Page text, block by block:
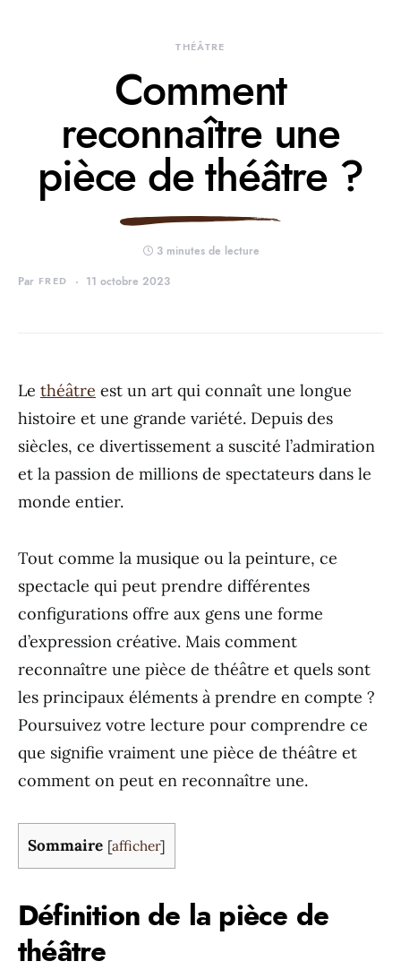
THÉÂTRE
Comment
reconnaître une
pièce de théâtre ?
3 minutes de lecture
Par FRED 11 octobre 2023
Le théâtre est un art qui connaît une longue
histoire et une grande variété. Depuis des
siècles, ce divertissement a suscité l’admiration
et la passion de millions de spectateurs dans le
monde entier.
Tout comme la musique ou la peinture, ce
spectacle qui peut prendre différentes
configurations offre aux gens une forme
d’expression créative. Mais comment
reconnaître une pièce de théâtre et quels sont
les principaux éléments à prendre en compte ?
Poursuivez votre lecture pour comprendre ce
que signifie vraiment une pièce de théâtre et
comment on peut en reconnaître une.
Sommaire [afficher]
Définition de la pièce de
théâtre